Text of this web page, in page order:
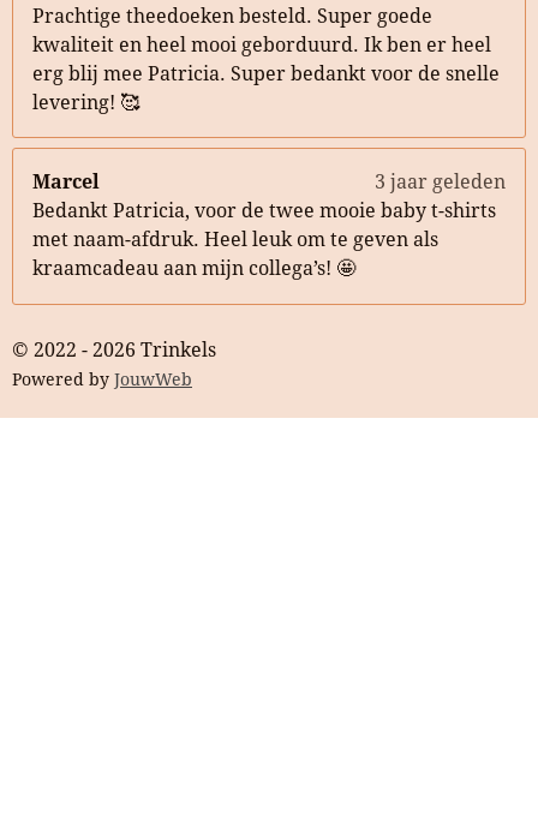
Prachtige theedoeken besteld. Super goede
kwaliteit en heel mooi geborduurd. Ik ben er heel
erg blij mee Patricia. Super bedankt voor de snelle
levering! 🥰
Marcel
3 jaar geleden
Bedankt Patricia, voor de twee mooie baby t-shirts
met naam-afdruk. Heel leuk om te geven als
kraamcadeau aan mijn collega’s! 🤩
© 2022 - 2026 Trinkels
Powered by JouwWeb